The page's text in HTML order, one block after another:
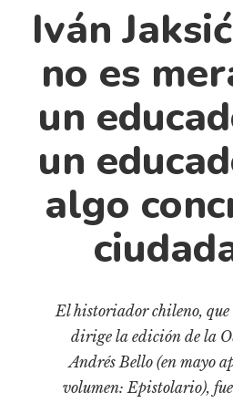
Cultura
Documentos
Fragmentos
Historia
Historia material de los libros
Lagunas mentales
Libros usados
Literatura
Medioambiente
Narrativas visuales
Iván
no es
un
un
algo
El historiador chileno, que
dirige la edición de la
Andrés Bello (en mayo
volumen: Epistolario),